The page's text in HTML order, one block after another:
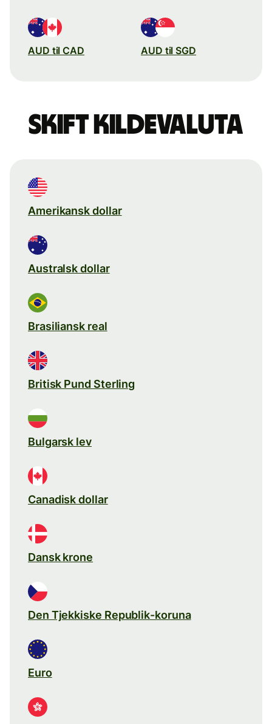
AUD til CAD AUD til SGD
Skift kildevaluta
Amerikansk dollar
Australsk dollar
Brasiliansk real
Britisk Pund Sterling
Bulgarsk lev
Canadisk dollar
Dansk krone
Den Tjekkiske Republik-koruna
Euro